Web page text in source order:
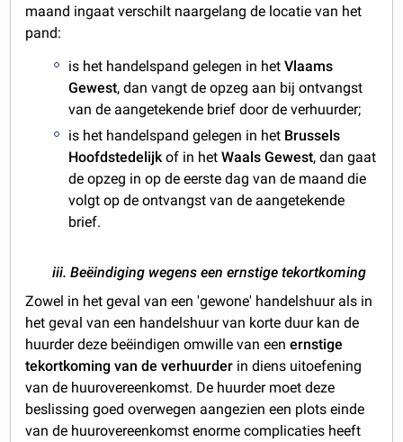
maand ingaat verschilt naargelang de locatie van het
pand:
is het handelspand gelegen in hetVlaams
Gewest, dan vangt de opzeg aan bij ontvangst
van de aangetekende brief door de verhuurder;
is het handelspand gelegen in het Brussels
Hoofdstedelijkof in hetWaals Gewest, dan gaat
de opzeg in op de eerste dag van de maand die
volgt op de ontvangst van de aangetekende
brief.
iii. Beëindiging wegens een ernstige tekortkoming
Zowel in het geval van een 'gewone' handelshuur als in
het geval van een handelshuur van korte duur kan de
huurder deze beëindigen omwille van eenernstige
tekortkoming van de verhuurder in diens uitoefening
van de huurovereenkomst. De huurder moet deze
beslissing goed overwegen aangezien een plots einde
van de huurovereenkomst enorme complicaties heeft